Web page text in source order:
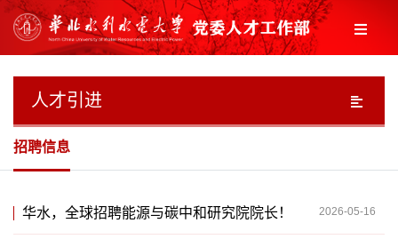
人才引进
招聘信息
华水，全球招聘能源与碳中和研究院院长！ 2026-05-16